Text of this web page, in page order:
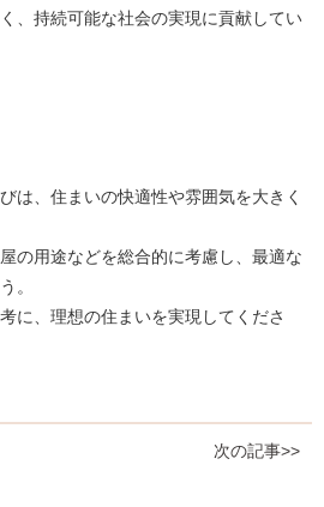
、持続可能な社会の実現に貢献してい
は、住まいの快適性や雰囲気を大きく
の用途などを総合的に考慮し、最適な
。
に、理想の住まいを実現してくださ
次の記事>>